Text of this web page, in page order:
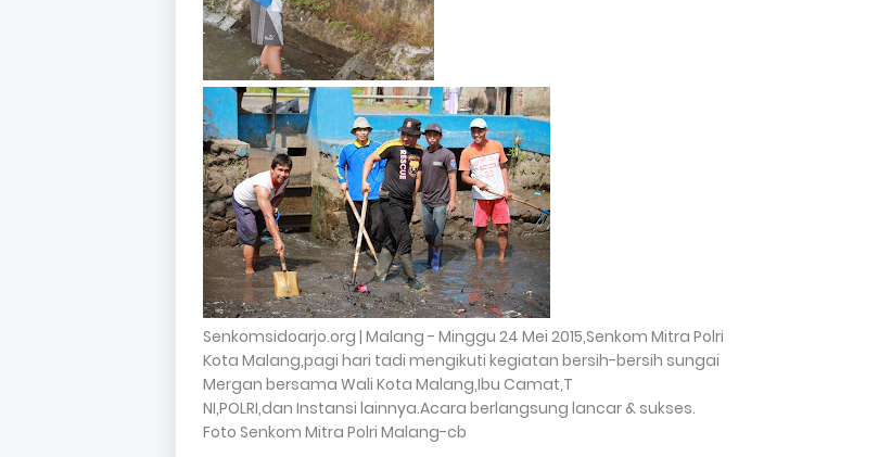
Senkomsidoarjo.org | Malang - Minggu 24 Mei 2015,Senkom Mitra Polri
Kota Malang,pagi hari tadi mengikuti kegiatan bersih-bersih sungai
Mergan bersama Wali Kota Malang,Ibu Camat,T
NI,POLRI,dan Instansi lainnya.Acara berlangsung lancar & sukses.
Foto Senkom Mitra Polri Malang-cb